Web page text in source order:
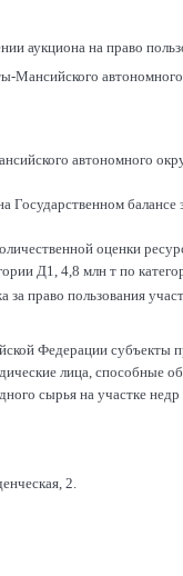
аукциона на право
Мансийского
автономного
Государственном балансе
оценки
Д1, 4,8 млн т по
право пользования
Федерации субъекты
лица, способные
сырья на участке
2.